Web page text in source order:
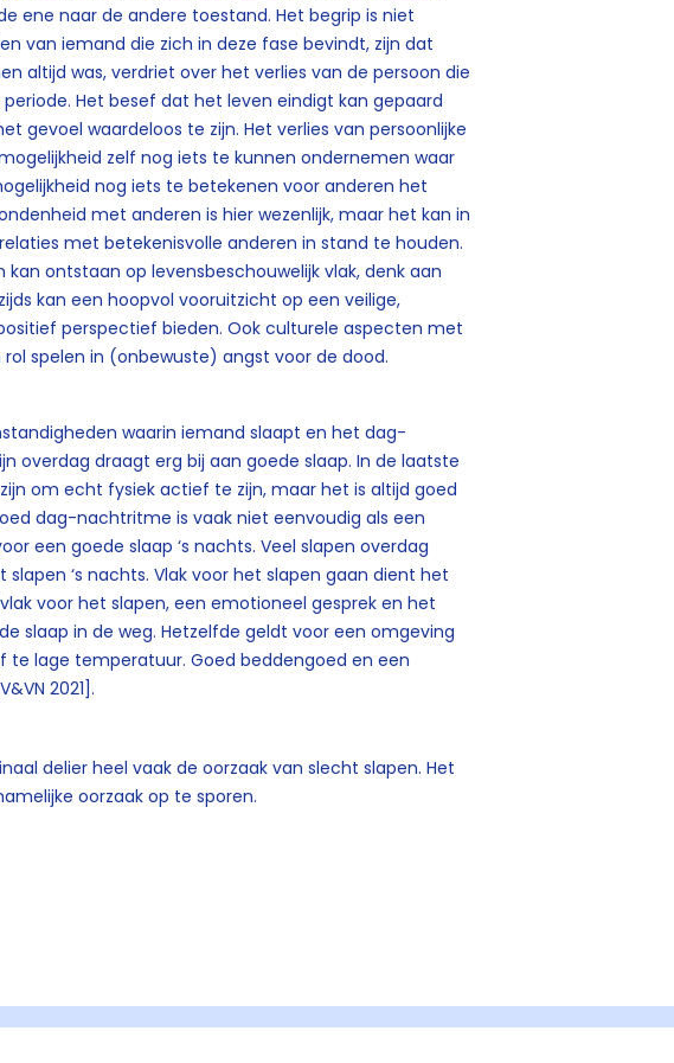
ene naar de andere toestand. Het begrip is niet
van iemand die zich in deze fase bevindt, zijn dat
altijd was, verdriet over het verlies van de persoon die
Het besef dat het leven eindigt kan gepaard
gevoel waardeloos te zijn. Het verlies van persoonlijke
zelf nog iets te kunnen ondernemen waar
nog iets te betekenen voor anderen het
met anderen is hier wezenlijk, maar het kan in
met betekenisvolle anderen in stand te houden.
ontstaan op levensbeschouwelijk vlak, denk aan
kan een hoopvol vooruitzicht op een veilige,
perspectief bieden. Ook culturele aspecten met
spelen in (onbewuste) angst voor de dood.
waarin iemand slaapt en het dag-
overdag draagt erg bij aan goede slaap. In de laatste
om echt fysiek actief te zijn, maar het is altijd goed
dag-nachtritme is vaak niet eenvoudig als een
een goede slaap ‘s nachts. Veel slapen overdag
‘s nachts. Vlak voor het slapen gaan dient het
voor het slapen, een emotioneel gesprek en het
slaap in de weg. Hetzelfde geldt voor een omgeving
lage temperatuur. Goed beddengoed en een
2021].
delier heel vaak de oorzaak van slecht slapen. Het
oorzaak op te sporen.